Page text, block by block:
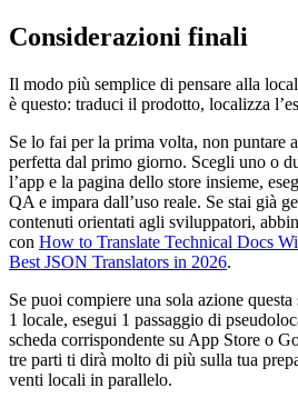
Considerazioni finali
Il modo più semplice di pensare alla
è questo: traduci il prodotto, localizza
Se lo fai per la prima volta, non puntare
perfetta dal primo giorno. Scegli uno o
l’app e la pagina dello store insieme,
QA e impara dall’uso reale. Se stai già
contenuti orientati agli sviluppatori,
con How to Translate Technical Docs
Best JSON Translators in 2026.
Se puoi compiere una sola azione
1 locale, esegui 1 passaggio di
scheda corrispondente su App Store o
tre parti ti dirà molto di più sulla tua
venti locali in parallelo.